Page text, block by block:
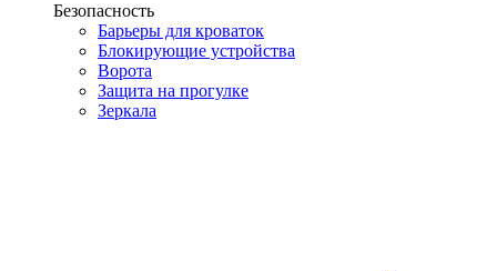
Безопасность
Барьеры для кроваток
Блокирующие устройства
Ворота
Защита на прогулке
Зеркала